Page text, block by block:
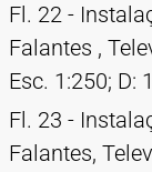
Fl. 22 -
Falantes ,
Esc. 1:250; D:
Fl. 23 -
Falantes,